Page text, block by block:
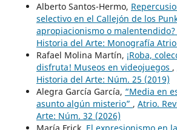
Alberto Santos-Hermo,
selectivo en el Callejón de los
apropiacionismo o malentendido?
Historia del Arte: Monografía Atrio
Rafael Molina Martín, ¡Roba,
disfruta! Museos en videojuegos ,
Historia del Arte: Núm. 25 (2019)
Alegra García García, “Media en
asunto algún misterio” , Atrio.
Arte: Núm. 32 (2026)